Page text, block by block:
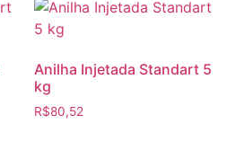
Anilha Injetada Standart 5
kg
R$80,52